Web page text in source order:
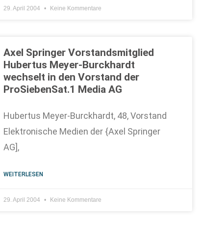
29. April 2004 Keine Kommentare
Axel Springer Vorstandsmitglied
Hubertus Meyer-Burckhardt
wechselt in den Vorstand der
ProSiebenSat.1 Media AG
Hubertus Meyer-Burckhardt, 48, Vorstand
Elektronische Medien der {Axel Springer
AG],
WEITERLESEN
29. April 2004 Keine Kommentare